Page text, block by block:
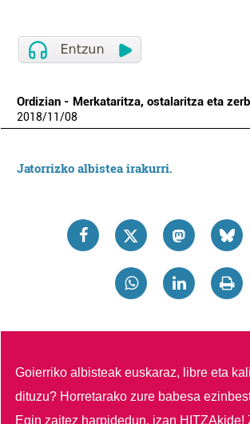
Ordizian - Merkataritza, ostalaritza eta
2018/11/08
Jatorrizko albistea irakurri.
Goierriko albisteak euskaraz, libre eta
dituzu? Horretarako zure babesa
Egin zaitez harpidedun, izan HITZAkide!